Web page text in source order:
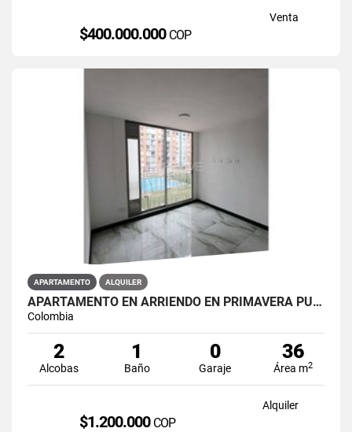
Venta
$400.000.000 COP
APARTAMENTO ALQUILER
APARTAMENTO EN ARRIENDO EN PRIMAVERA PUENTE ARANDA PRIMAVERA 6-39 ET 2
Colombia
2
Alcobas
1
Baño
0
Garaje
36
Área m2
Alquiler
$1.200.000 COP